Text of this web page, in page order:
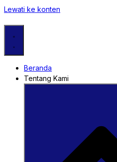
Lewati ke konten
Beranda
Tentang Kami